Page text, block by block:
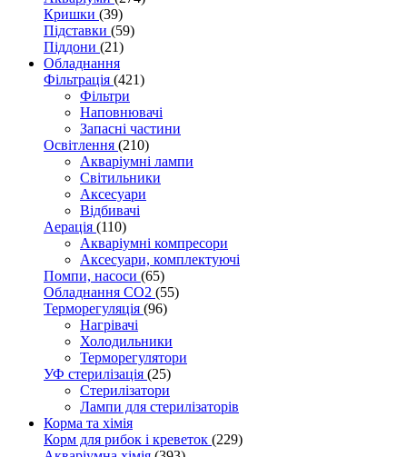
Кришки (39)
Підставки (59)
Піддони (21)
Обладнання
Фільтрація (421)
Фільтри
Наповнювачі
Запасні частини
Освітлення (210)
Акваріумні лампи
Світильники
Аксесуари
Відбивачі
Аерація (110)
Акваріумні компресори
Аксесуари, комплектуючі
Помпи, насоси (65)
Обладнання CO2 (55)
Терморегуляція (96)
Нагрівачі
Холодильники
Терморегулятори
УФ стерилізація (25)
Стерилізатори
Лампи для стерилізаторів
Корма та хімія
Корм для рибок і креветок (229)